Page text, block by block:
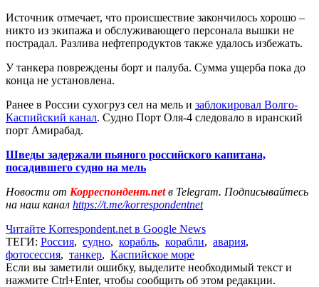
Источник отмечает, что происшествие закончилось хорошо –
никто из экипажа и обслуживающего персонала вышки не
пострадал. Разлива нефтепродуктов также удалось избежать.
У танкера повреждены борт и палуба. Сумма ущерба пока до
конца не установлена.
Ранее в России сухогруз сел на мель и заблокировал Волго-
Каспийский канал. Судно Порт Оля-4 следовало в иранский
порт Амирабад.
Шведы задержали пьяного российского капитана,
посадившего судно на мель
Новости от Корреспондент.netв Telegram. Подписывайтесь
на наш канал https://t.me/korrespondentnet
Читайте Korrespondent.net в Google News
ТЕГИ: Россия, судно, корабль, корабли, авария,
фотосессия, танкер, Каспийское море
Если вы заметили ошибку, выделите необходимый текст и
нажмите Ctrl+Enter, чтобы сообщить об этом редакции.